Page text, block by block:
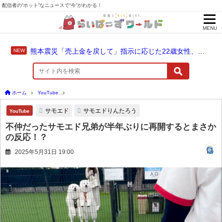
配信者の“ホット”なニュースで“今”がわかる！
MENU
ホーム YouTube
YouTube サモエド サモエドりんたろう
不仲だったサモエド兄弟が半年ぶりに再開するとまさか
の反応！？
2025年5月31日 19:00